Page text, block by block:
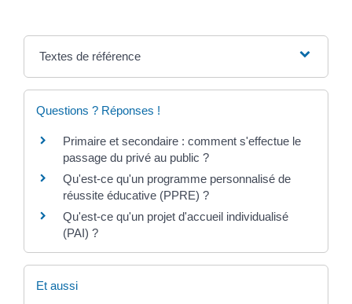
Textes de référence
Questions ? Réponses !
Primaire et secondaire : comment s'effectue le
passage du privé au public ?
Qu'est-ce qu'un programme personnalisé de
réussite éducative (PPRE) ?
Qu'est-ce qu'un projet d'accueil individualisé
(PAI) ?
Et aussi